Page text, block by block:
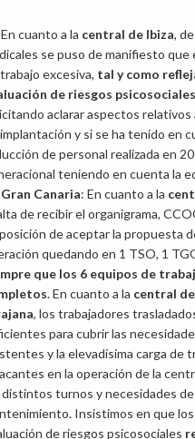
En cuanto a la central de Ibiza,
se puso de manifiesto que
excesiva, tal y como
de riesgos psicosociales
aclarar aspectos relativos
y si se ha tenido en
de personal realizada en
teniendo en cuenta la
Gran Canaria: En cuanto a la
de recibir el organigrama,
de aceptar la propuesta
quedando en 1 TSO, 1
que los 6 equipos de
. En cuanto a la central
, los trabajadores
para cubrir las
y la elevadísima carga de
en la operación de la
turnos y necesidades
Insistimos en que
de riesgos psicosociales